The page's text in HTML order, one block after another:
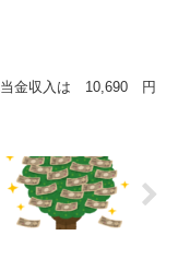
当金収入は 10,690 円